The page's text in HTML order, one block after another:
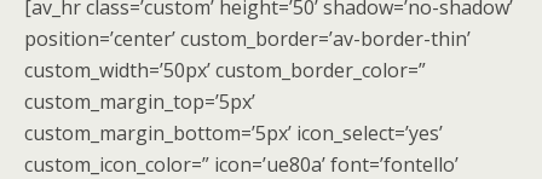
[av_hr class=’custom’ height=’50’ shadow=’no-shadow’
position=’center’ custom_border=’av-border-thin’
custom_width=’50px’ custom_border_color=”
custom_margin_top=’5px’
custom_margin_bottom=’5px’ icon_select=’yes’
custom_icon_color=” icon=’ue80a’ font=’fontello’